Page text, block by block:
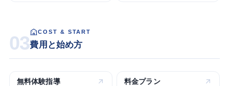
03
COST & START
費用と始め方
無料体験指導 料金プラン